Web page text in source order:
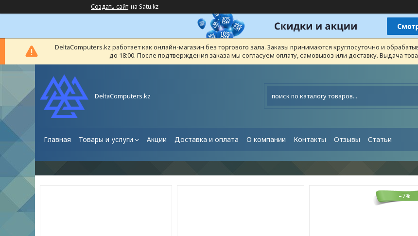
Создать сайт на Satu.kz
DeltaComputers.kz работает как онлайн-магазин без торгового зала. Заказы принимаются круглосуточно и
до 18:00. После подтверждения заказа мы согласуем оплату, самовывоз или доставку. Выдача
DeltaComputers.kz
Главная Товары и услуги Акции Доставка и оплата О компании Контакты Отзывы Статьи
–7%